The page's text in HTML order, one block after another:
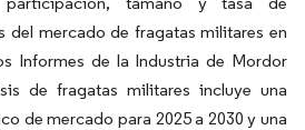
del mercado de fragatas militares en
Informes de la Industria de Mordor
de fragatas militares incluye una
de mercado para 2025 a 2030 y una